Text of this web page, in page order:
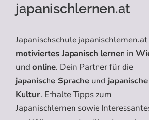
japanischlernen.at
Japanischschule japanischlernen.at
motiviertes Japanisch lernen in
und online. Dein Partner für die
japanische Spracheund japanische
Kultur. Erhalte Tipps zum
Japanischlernen sowie